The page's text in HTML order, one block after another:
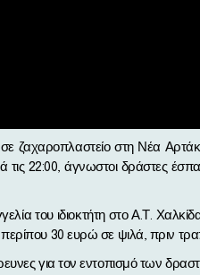
τις 22:00, άγνωστοι δράστες
του ιδιοκτήτη στο Α.Τ.
30 ευρώ σε ψιλά, πριν
για τον εντοπισμό των